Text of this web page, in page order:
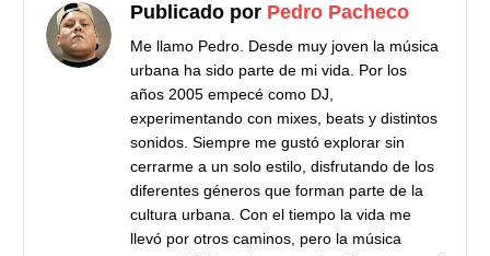
Publicado por Pedro Pacheco
Me llamo Pedro. Desde muy joven la música
urbana ha sido parte de mi vida. Por los
años 2005 empecé como DJ,
experimentando con mixes, beats y distintos
sonidos. Siempre me gustó explorar sin
cerrarme a un solo estilo, disfrutando de los
diferentes géneros que forman parte de la
cultura urbana. Con el tiempo la vida me
llevó por otros caminos, pero la música